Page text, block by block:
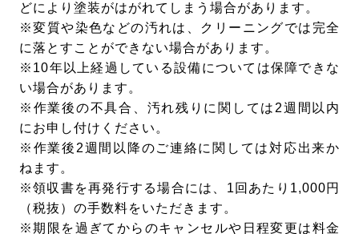
どにより塗装がはがれてしまう場合があります。
※変質や染色などの汚れは、クリーニングでは完全
に落とすことができない場合があります。
※10年以上経過している設備については保障できな
い場合があります。
※作業後の不具合、汚れ残りに関しては2週間以内
にお申し付けください。
※作業後2週間以降のご連絡に関しては対応出来か
ねます。
※領収書を再発行する場合には、1回あたり1,000円
（税抜）の手数料をいただきます。
※期限を過ぎてからのキャンセルや日程変更は料金